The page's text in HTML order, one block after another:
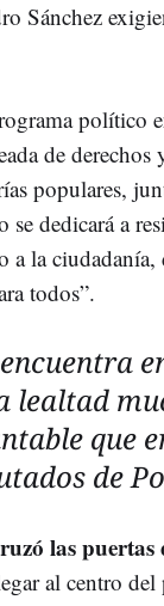
Sánchez
político
de derechos
populares,
dedicará a
la
todos”.
lealtad
que
de
las
al centro